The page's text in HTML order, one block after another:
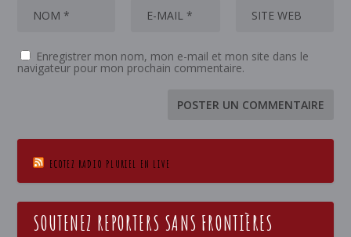
Enregistrer mon nom, mon e-mail et mon site dans le
navigateur pour mon prochain commentaire.
ECOTEZ RADIO PLURIEL EN LIVE
SOUTENEZ REPORTERS SANS FRONTIÈRES